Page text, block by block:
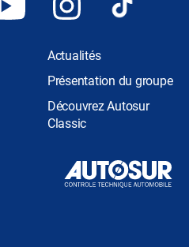
Actualités
Présentation du groupe
Découvrez Autosur
Classic